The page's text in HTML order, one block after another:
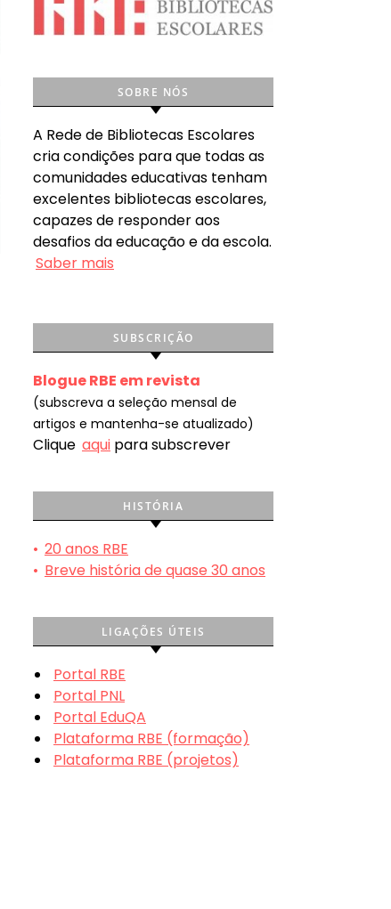
SOBRE NÓS
A Rede de Bibliotecas Escolares
cria condições para que todas as
comunidades educativas tenham
excelentes bibliotecas escolares,
capazes de responder aos
desafios da educação e da escola.
Saber mais
SUBSCRIÇÃO
Blogue RBE em revista
(subscreva a seleção mensal de
artigos e mantenha-se atualizado)
Clique aqui para subscrever
HISTÓRIA
• 20 anos RBE
• Breve história de quase 30 anos
LIGAÇÕES ÚTEIS
Portal RBE
Portal PNL
Portal EduQA
Plataforma RBE (formação)
Plataforma RBE (projetos)